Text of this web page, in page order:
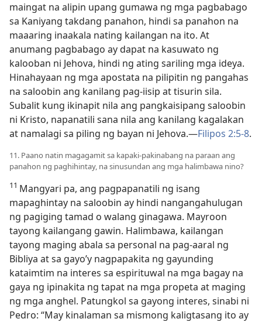
maingat na alipin upang gumawa ng mga pagbabago
sa Kaniyang takdang panahon, hindi sa panahon na
maaaring inaakala nating kailangan na ito. At
anumang pagbabago ay dapat na kasuwato ng
kalooban ni Jehova, hindi ng ating sariling mga ideya.
Hinahayaan ng mga apostata na pilipitin ng pangahas
na saloobin ang kanilang pag-iisip at tisurin sila.
Subalit kung ikinapit nila ang pangkaisipang saloobin
ni Kristo, napanatili sana nila ang kanilang kagalakan
at namalagi sa piling ng bayan ni Jehova.​—Filipos 2:5-8.
11. Paano natin magagamit sa kapaki-pakinabang na paraan ang
panahon ng paghihintay, na sinusundan ang mga halimbawa nino?
11 Mangyari pa, ang pagpapanatili ng isang
mapaghintay na saloobin ay hindi nangangahulugan
ng pagiging tamad o walang ginagawa. Mayroon
tayong kailangang gawin. Halimbawa, kailangan
tayong maging abala sa personal na pag-aaral ng
Bibliya at sa gayo’y nagpapakita ng gayunding
kataimtim na interes sa espirituwal na mga bagay na
gaya ng ipinakita ng tapat na mga propeta at maging
ng mga anghel. Patungkol sa gayong interes, sinabi ni
Pedro: “May kinalaman sa mismong kaligtasang ito ay